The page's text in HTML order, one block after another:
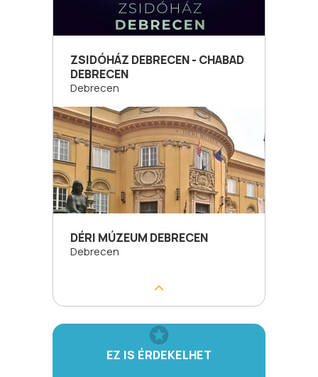
ZSIDÓHÁZ DEBRECEN - CHABAD
DEBRECEN
Debrecen
DÉRI MÚZEUM DEBRECEN
Debrecen
EZ IS ÉRDEKELHET